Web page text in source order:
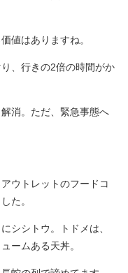
値はありますね。
、行きの2倍の時間がか
消。ただ、緊急事態へ
ウトレットのフードコ
た。
シシトウ。トドメは、
ームある天丼。